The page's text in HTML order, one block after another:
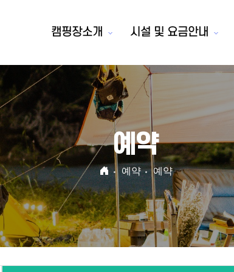
캠핑장소개 시설 및 요금안내
예약
예약 예약